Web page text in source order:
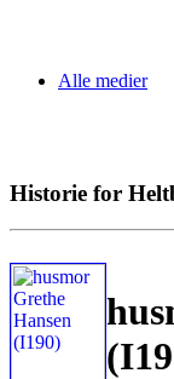
Alle medier
Historie for